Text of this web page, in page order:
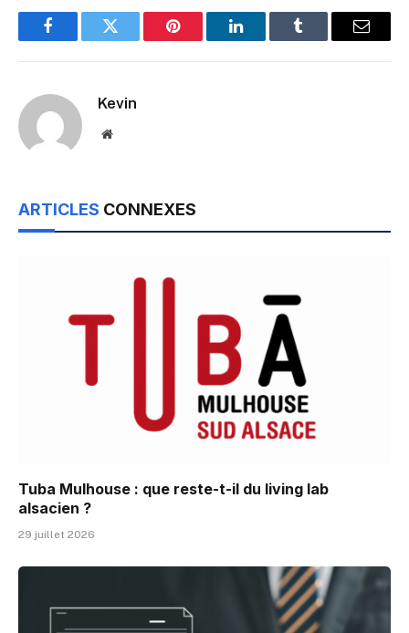
FacebookTwitter Pinterest LinkedInTumblr Email
Kevin
Website
ARTICLES CONNEXES
Tuba Mulhouse : que reste-t-il du living lab
alsacien ?
29 juillet 2026